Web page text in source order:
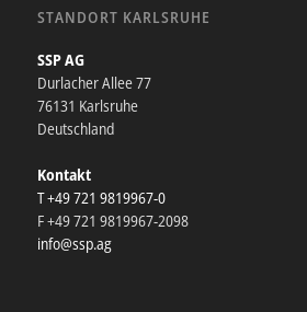
STANDORT KARLSRUHE
SSP AG
Durlacher Allee 77
76131 Karlsruhe
Deutschland
Kontakt
T +49 721 9819967-0
F +49 721 9819967-2098
info@ssp.ag